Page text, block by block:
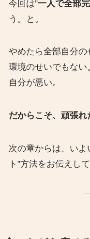
今回は”一人で全部
う。と。
やめたら全部自分の
環境のせいでもない
自分が悪い。
だからこそ、頑張れ
次の章からは、いよ
ト”方法をお伝えし